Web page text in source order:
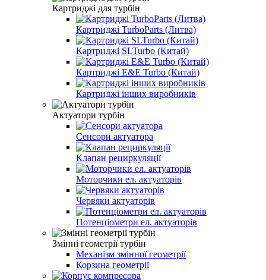
Картриджі для турбін
Картриджі TurboParts (Литва)
Картриджі SLTurbo (Китай)
Картриджі E&E Turbo (Китай)
Картриджі інших виробників
Актуатори турбін
Сенсори актуатора
Клапан рециркуляції
Моторчики ел. актуаторів
Червяки актуаторів
Потенціометри ел. актуаторів
Змінні геометрії турбін
Механізм змінної геометрії
Корзина геометрії